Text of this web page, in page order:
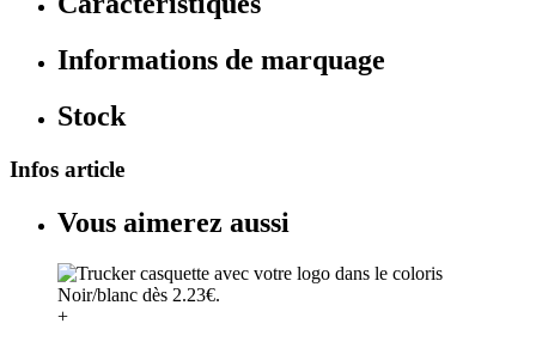
Informations de marquage
Stock
Infos article
Vous aimerez aussi
+